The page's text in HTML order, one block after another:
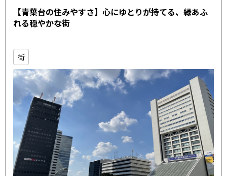
【青葉台の住みやすさ】心にゆとりが持てる、緑あふ
れる穏やかな街
街